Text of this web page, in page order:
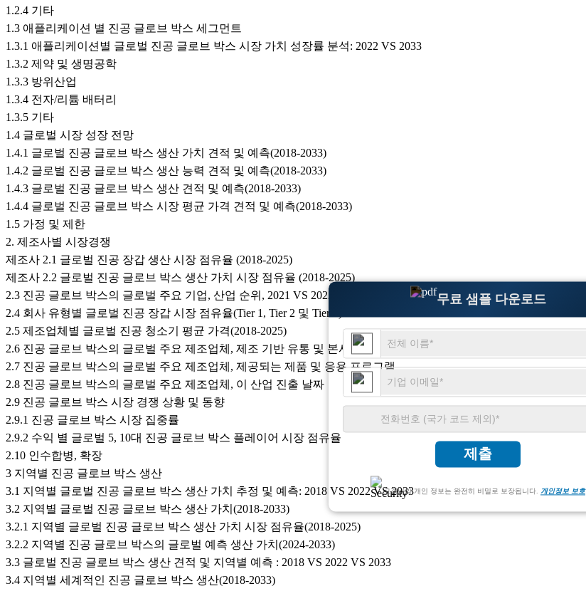
무료 샘플 다운로드
제출
고객님의 개인 정보는 완전히 비밀로 보장됩니다. 개인정보 보호
1.2.4 기타
1.3 애플리케이션 별 진공 글로브 박스 세그먼트
1.3.1 애플리케이션별 글로벌 진공 글로브 박스 시장 가치 성장률 분석: 2022 VS 2033
1.3.2 제약 및 생명공학
1.3.3 방위산업
1.3.4 전자/리튬 배터리
1.3.5 기타
1.4 글로벌 시장 성장 전망
1.4.1 글로벌 진공 글로브 박스 생산 가치 견적 및 예측(2018-2033)
1.4.2 글로벌 진공 글로브 박스 생산 능력 견적 및 예측(2018-2033)
1.4.3 글로벌 진공 글로브 박스 생산 견적 및 예측(2018-2033)
1.4.4 글로벌 진공 글로브 박스 시장 평균 가격 견적 및 예측(2018-2033)
1.5 가정 및 제한
2. 제조사별 시장경쟁
제조사 2.1 글로벌 진공 장갑 생산 시장 점유율 (2018-2025)
제조사 2.2 글로벌 진공 글로브 박스 생산 가치 시장 점유율 (2018-2025)
2.3 진공 글로브 박스의 글로벌 주요 기업, 산업 순위, 2021 VS 2022 VS 2025
2.4 회사 유형별 글로벌 진공 장갑 시장 점유율(Tier 1, Tier 2 및 Tier 3)
2.5 제조업체별 글로벌 진공 청소기 평균 가격(2018-2025)
2.6 진공 글로브 박스의 글로벌 주요 제조업체, 제조 기반 유통 및 본사
2.7 진공 글로브 박스의 글로벌 주요 제조업체, 제공되는 제품 및 응용 프로그램
2.8 진공 글로브 박스의 글로벌 주요 제조업체, 이 산업 진출 날짜
2.9 진공 글로브 박스 시장 경쟁 상황 및 동향
2.9.1 진공 글로브 박스 시장 집중률
2.9.2 수익 별 글로벌 5, 10대 진공 글로브 박스 플레이어 시장 점유율
2.10 인수합병, 확장
3 지역별 진공 글로브 박스 생산
3.1 지역별 글로벌 진공 글로브 박스 생산 가치 추정 및 예측: 2018 VS 2022 VS 2033
3.2 지역별 글로벌 진공 글로브 박스 생산 가치(2018-2033)
3.2.1 지역별 글로벌 진공 글로브 박스 생산 가치 시장 점유율(2018-2025)
3.2.2 지역별 진공 글로브 박스의 글로벌 예측 생산 가치(2024-2033)
3.3 글로벌 진공 글로브 박스 생산 견적 및 지역별 예측 : 2018 VS 2022 VS 2033
3.4 지역별 세계적인 진공 글로브 박스 생산(2018-2033)